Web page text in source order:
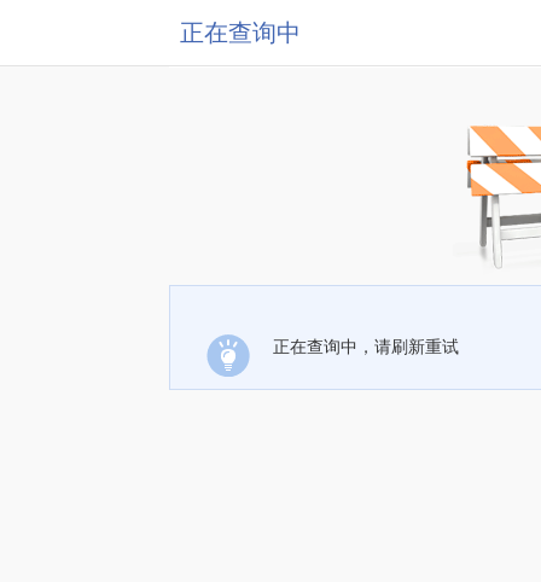
正在查询中
正在查询中，请刷新重试